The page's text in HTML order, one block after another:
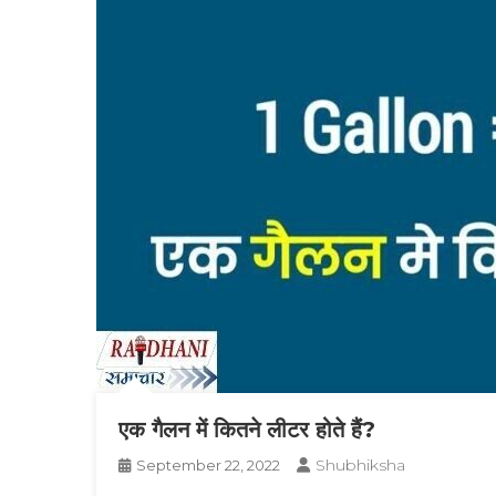
एक गैलन में कितने लीटर होते हैं?
September 22, 2022 Shubhiksha